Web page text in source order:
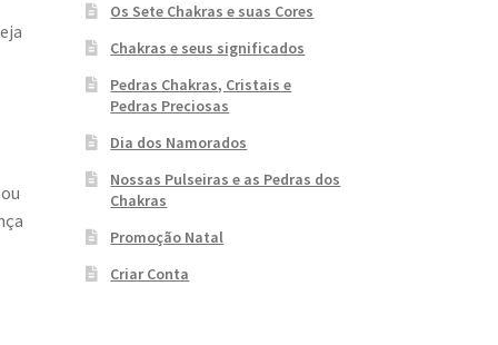
Os Sete Chakras e suas Cores
Chakras e seus significados
Pedras Chakras, Cristais e
Pedras Preciosas
Dia dos Namorados
Nossas Pulseiras e as Pedras dos
Chakras
Promoção Natal
Criar Conta